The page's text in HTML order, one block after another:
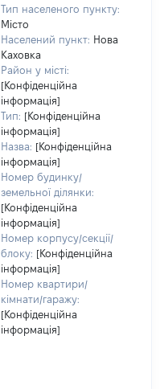
Тип населеного пункту:
Місто
Населений пункт: Нова
Каховка
Район у місті:
[Конфіденційна
інформація]
Тип: [Конфіденційна
інформація]
Назва: [Конфіденційна
інформація]
Номер будинку/
земельної ділянки:
[Конфіденційна
інформація]
Номер корпусу/секції/
блоку: [Конфіденційна
інформація]
Номер квартири/
кімнати/гаражу:
[Конфіденційна
інформація]